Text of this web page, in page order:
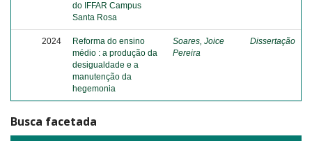
do IFFAR Campus
Santa Rosa
2024
Reforma do ensino
médio : a produção da
desigualdade e a
manutenção da
hegemonia
Soares, Joice
Pereira
Dissertação
Busca facetada